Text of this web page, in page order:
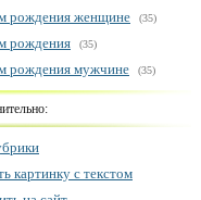
рождения женщине (35)
рождения (35)
рождения мужчине (35)
картинку с текстом